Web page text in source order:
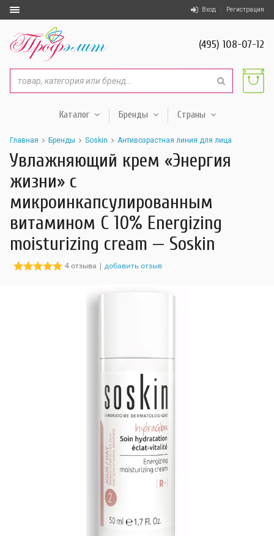
Вход Регистрация
(495) 108-07-12
Каталог Бренды Страны
Главная Бренды Soskin Антивозрастная линия для лица
Увлажняющий крем «Энергия
жизни» c
микроинкапсулированным
витамином С 10% Energizing
moisturizing cream — Soskin
4 отзыва | добавить отзыв